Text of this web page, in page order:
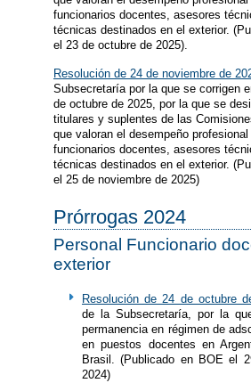
funcionarios docentes, asesores
técnicas destinados en el exterior.
el 23 de octubre de 2025).
Resolución de 24 de noviembre de
Subsecretaría por la que se corrigen
de octubre de 2025, por la que se
titulares y suplentes de las
que valoran el desempeño profesional
funcionarios docentes, asesores
técnicas destinados en el exterior.
el 25 de noviembre de 2025)
Prórrogas 2024
Personal Funcionario
exterior
Resolución de 24 de octubre
de la Subsecretaría, por la
permanencia en régimen de
en puestos docentes en
Brasil. (Publicado en BOE el
2024)